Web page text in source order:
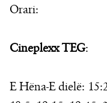
Orari:
Cineplexx TEG:
E Hëna-E dielë: